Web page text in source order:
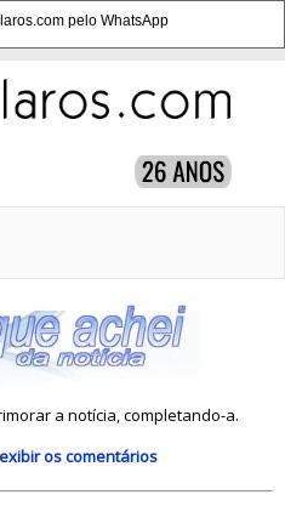
pelo WhatsApp
a notícia, completando-a.
os comentários